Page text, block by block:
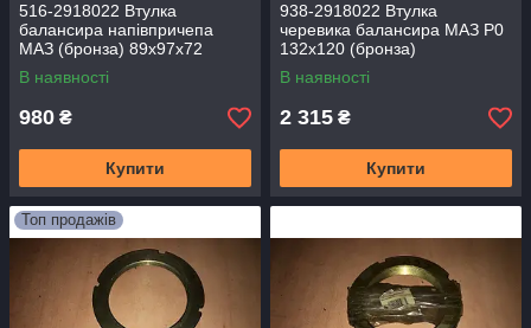
516-2918022 Втулка
балансира напівпричепа
МАЗ (бронза) 89х97х72
В наявності
980 ₴
Купити
938-2918022 Втулка
черевика балансира МАЗ Р0
132х120 (бронза)
В наявності
2 315 ₴
Купити
Топ продажів